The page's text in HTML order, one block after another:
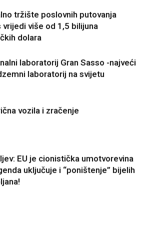
tržište poslovnih putovanja
vrijedi više od 1,5 bilijuna
dolara
laboratorij Gran Sasso -najveći
laboratorij na svijetu
vozila i zračenje
EU je cionistička umotvorevina
uključuje i “poništenje” bijelih